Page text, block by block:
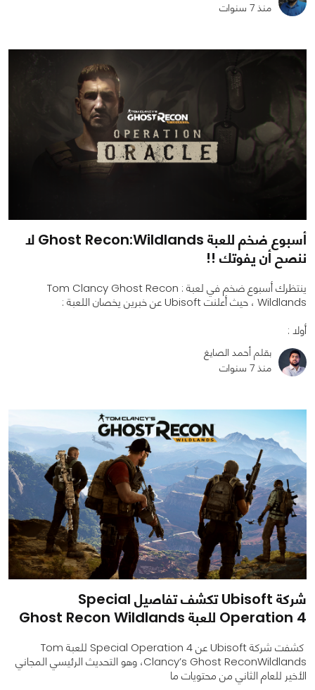
منذ 7 سنوات
1438
أسبوع ضخم للعبة Ghost Recon:Wildlands لا
ننصح أن يفوتك !!
ينتظرك أسبوع ضخم في لعبة Tom Clancy Ghost Recon :
Wildlands ، حيث أعلنت Ubisoft عن خبرين يخصان اللعبة :
أولا :
بقلم أحمد الصايغ
منذ 7 سنوات
شركة Ubisoft تكشف تفاصيل Special
Operation 4 للعبة Ghost Recon Wildlands
كشفت شركة Ubisoft عن Special Operation 4 للعبة Tom
Clancy’s Ghost ReconWildlands، وهو التحديث الرئيسي المجاني
الأخير للعام الثاني من محتويات ما